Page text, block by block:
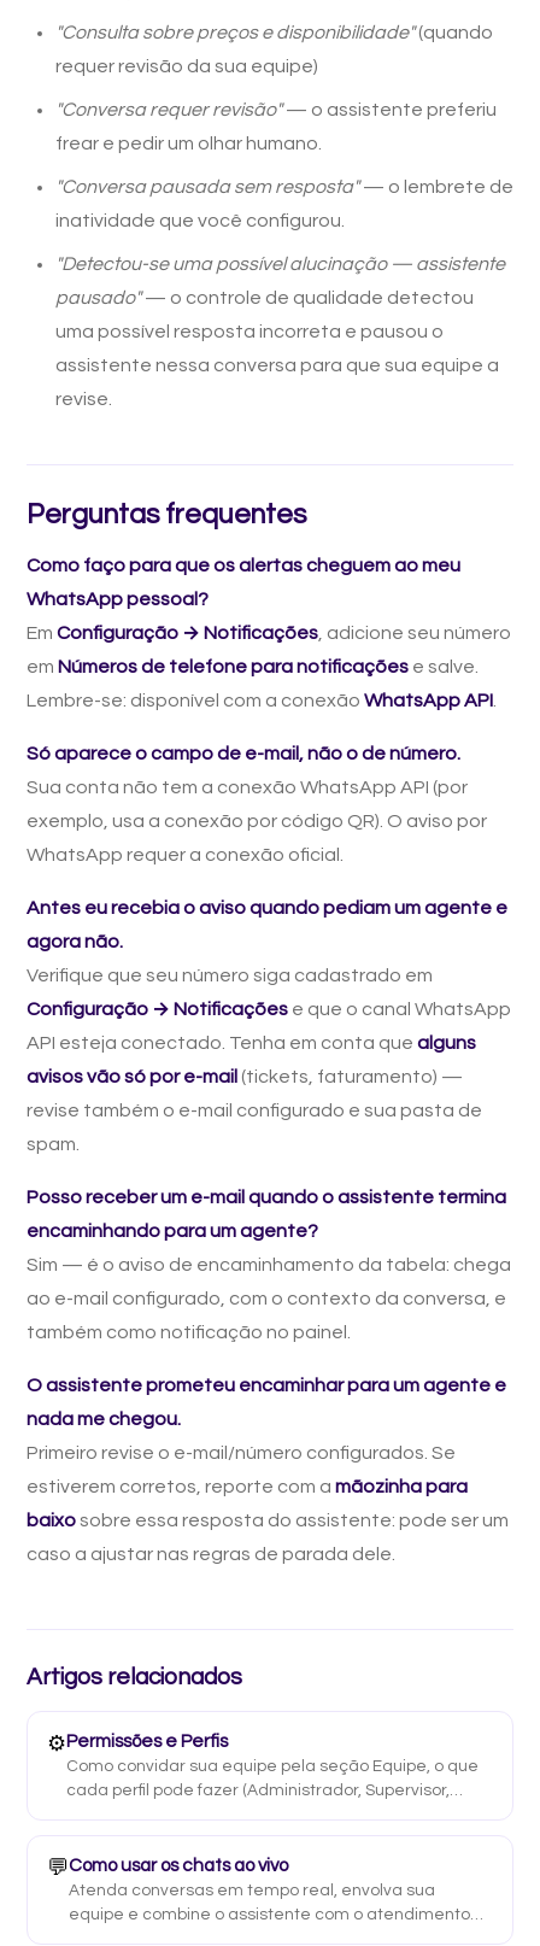
"Consulta sobre preços e disponibilidade"(quando
requer revisão da sua equipe)
"Conversa requer revisão"— o assistente preferiu
frear e pedir um olhar humano.
"Conversa pausada sem resposta"— o lembrete de
inatividade que você configurou.
"Detectou-se uma possível alucinação — assistente
pausado"— o controle de qualidade detectou
uma possível resposta incorreta e pausou o
assistente nessa conversa para que sua equipe a
revise.
Perguntas frequentes
Como faço para que os alertas cheguem ao meu
WhatsApp pessoal?
Em Configuração → Notificações , adicione seu número
em Números de telefone para notificações e salve.
Lembre-se: disponível com a conexão WhatsApp API
Só aparece o campo de e-mail, não o de número.
Sua conta não tem a conexão WhatsApp API (por
exemplo, usa a conexão por código QR). O aviso por
WhatsApp requer a conexão oficial.
Antes eu recebia o aviso quando pediam um agente e
agora não.
Verifique que seu número siga cadastrado em
Configuração → Notificações e que o canal WhatsApp
API esteja conectado. Tenha em conta que alguns
avisos vão só por e-mail (tickets, faturamento) —
revise também o e-mail configurado e sua pasta de
spam.
Posso receber um e-mail quando o assistente termina
encaminhando para um agente?
Sim — é o aviso de encaminhamento da tabela: chega
ao e-mail configurado, com o contexto da conversa, e
também como notificação no painel.
O assistente prometeu encaminhar para um agente e
nada me chegou.
Primeiro revise o e-mail/número configurados. Se
estiverem corretos, reporte com a mãozinha para
baixosobre essa resposta do assistente: pode ser um
caso a ajustar nas regras de parada dele.
Artigos relacionados
⚙️ Permissões e Perfis
Como convidar sua equipe pela seção Equipe, o que
cada perfil pode fazer (Administrador, Supervisor,
entrar.
💬Como usar os chats ao vivo
Atenda conversas em tempo real, envolva sua
equipe e combine o assistente com o atendimento